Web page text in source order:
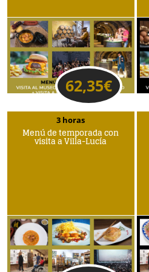
62,35€
3 horas
Menú de temporada con
visita a Villa-Lucía